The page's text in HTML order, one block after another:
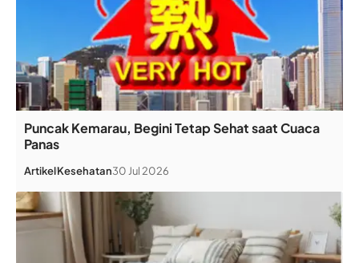
Puncak Kemarau, Begini Tetap Sehat saat Cuaca
Panas
ArtikelKesehatan30 Jul 2026